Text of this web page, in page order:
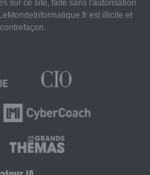
sur ce site, faite sans l'autorisation
est illicite et